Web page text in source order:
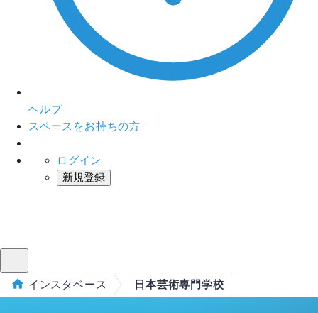
ヘルプ
スペースをお持ちの方
ログイン
新規登録
インスタベース 日本芸術専門学校